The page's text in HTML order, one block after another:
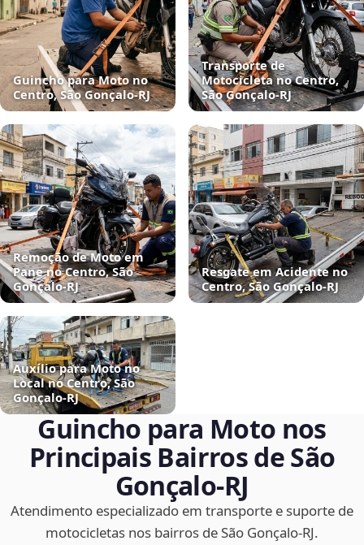
Guincho para Moto no
Centro, São Gonçalo‑RJ
Transporte de
Motocicleta no Centro,
São Gonçalo‑RJ
Remoção de Moto em
Pane no Centro, São
Gonçalo‑RJ
Resgate em Acidente no
Centro, São Gonçalo‑RJ
Auxílio para Moto no
Local no Centro, São
Gonçalo‑RJ
Guincho para Moto nos
Principais Bairros de São
Gonçalo‑RJ
Atendimento especializado em transporte e suporte de
motocicletas nos bairros de São Gonçalo‑RJ.